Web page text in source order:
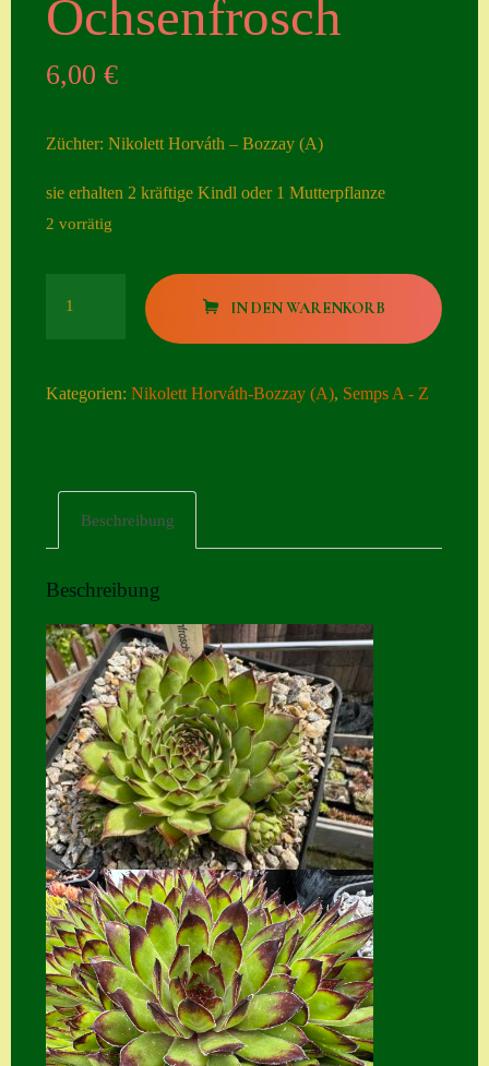
Seiten
ngen
Datenschutzerklä
mit Semps
Kasse
Kontakt
Mein Konto
Naturformen
S. x nixonii
Semps die ich
suche
Semps von A – Z
Shop
Suche
Sue Thomas
Ochsenfrosch
6,00€
Züchter: Nikolett Horváth – Bozzay (A)
sie erhalten 2 kräftige Kindl oder 1 Mutterpflanze
2 vorrätig
IN DEN WARENKORB
Kategorien:Nikolett Horváth-Bozzay (A), Semps A - Z
Beschreibung
Beschreibung